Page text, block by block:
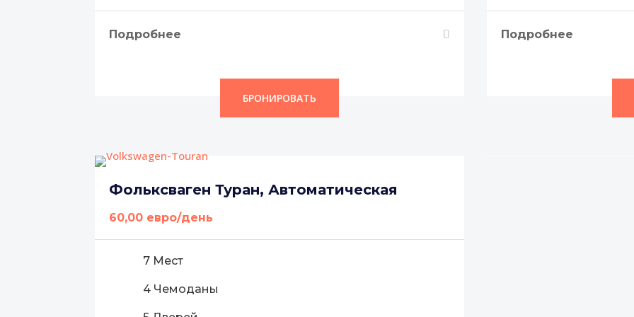
Подробнее
БРОНИРОВАТЬ
Подробнее
Фольксваген Туран, Автоматическая
60,00 евро/день
7 Мест
4 Чемоданы